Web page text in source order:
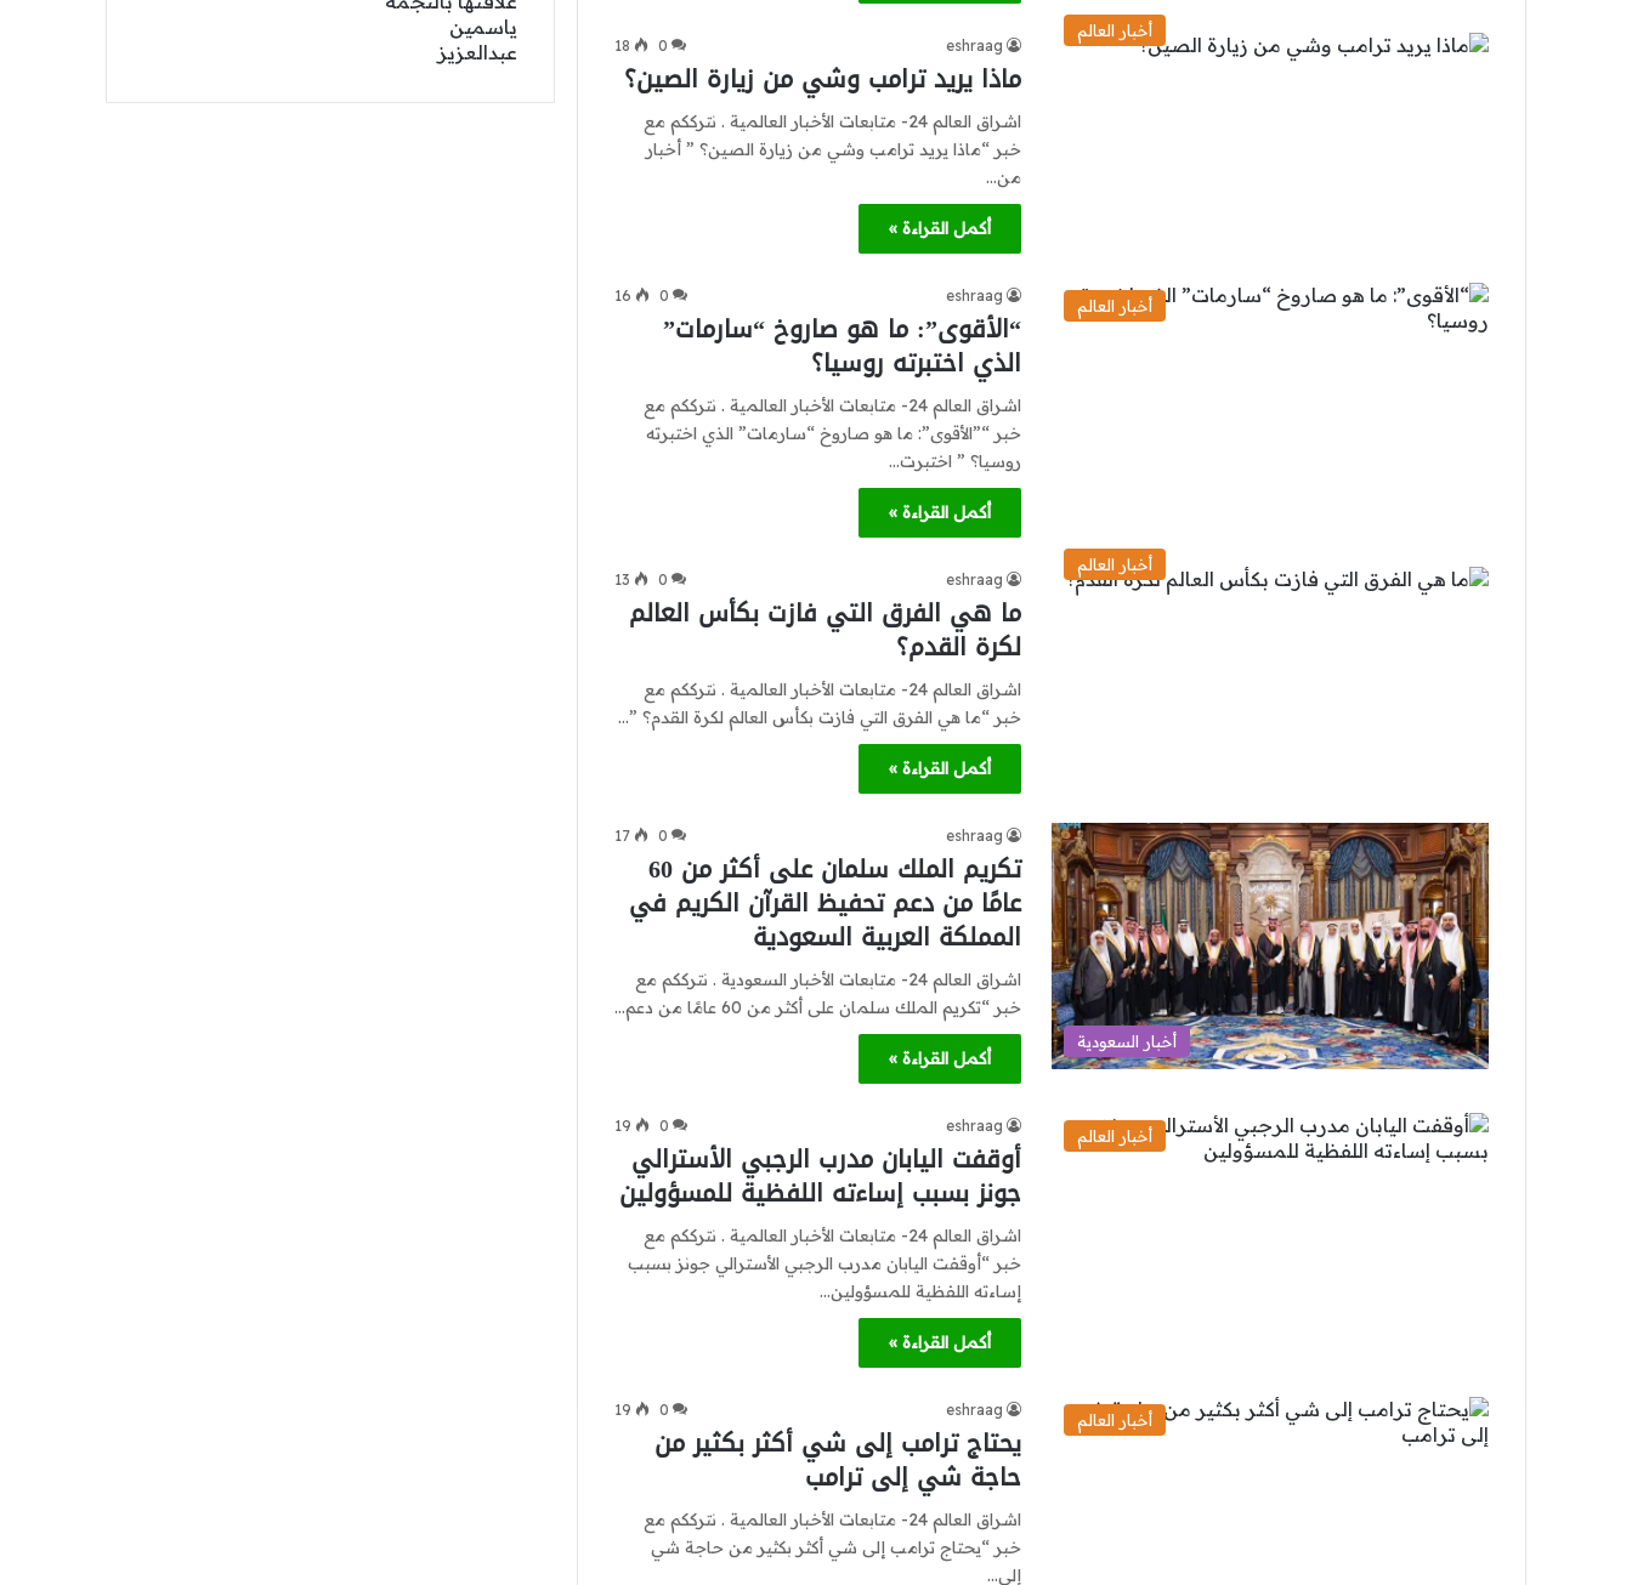
أخبار العالم
eshraag
0
18
ماذا يريد ترامب وشي من زيارة الصين؟
اشراق العالم 24- متابعات الأخبار العالمية . نترككم مع
خبر “ماذا يريد ترامب وشي من زيارة الصين؟ ” أخبار
من…
أكمل القراءة »
أخبار العالم
eshraag
0
16
“الأقوى”: ما هو صاروخ “سارمات”
الذي اختبرته روسيا؟
اشراق العالم 24- متابعات الأخبار العالمية . نترككم مع
خبر “”الأقوى”: ما هو صاروخ “سارمات” الذي اختبرته
روسيا؟ ” اختبرت…
أكمل القراءة »
أخبار العالم
eshraag
0
13
ما هي الفرق التي فازت بكأس العالم
لكرة القدم؟
اشراق العالم 24- متابعات الأخبار العالمية . نترككم مع
خبر “ما هي الفرق التي فازت بكأس العالم لكرة القدم؟ ”…
أكمل القراءة »
أخبار السعودية
eshraag
0
17
تكريم الملك سلمان على أكثر من 60
عامًا من دعم تحفيظ القرآن الكريم في
المملكة العربية السعودية
اشراق العالم 24- متابعات الأخبار السعودية . نترككم مع
خبر “تكريم الملك سلمان على أكثر من 60 عامًا من دعم…
أكمل القراءة »
أخبار العالم
eshraag
0
19
أوقفت اليابان مدرب الرجبي الأسترالي
جونز بسبب إساءته اللفظية للمسؤولين
اشراق العالم 24- متابعات الأخبار العالمية . نترككم مع
خبر “أوقفت اليابان مدرب الرجبي الأسترالي جونز بسبب
إساءته اللفظية للمسؤولين…
أكمل القراءة »
أخبار العالم
eshraag
0
19
يحتاج ترامب إلى شي أكثر بكثير من
حاجة شي إلى ترامب
اشراق العالم 24- متابعات الأخبار العالمية . نترككم مع
خبر “يحتاج ترامب إلى شي أكثر بكثير من حاجة شي
إلى…